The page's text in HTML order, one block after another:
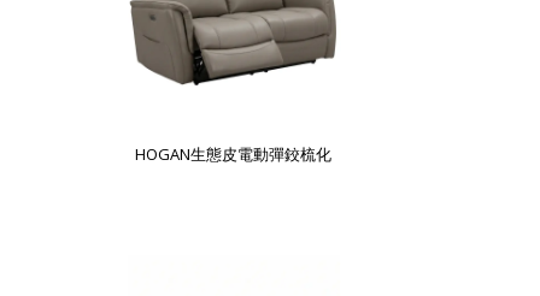
HOGAN生態皮電動彈鉸梳化